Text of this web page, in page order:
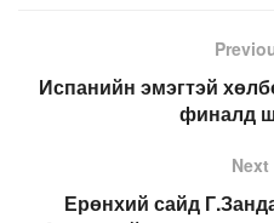
Испанийн эмэгтэй
финалд
Ерөнхий сайд